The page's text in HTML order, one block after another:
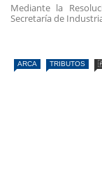
Mediante la
Secretaría de
ARCA TRIBUTOS